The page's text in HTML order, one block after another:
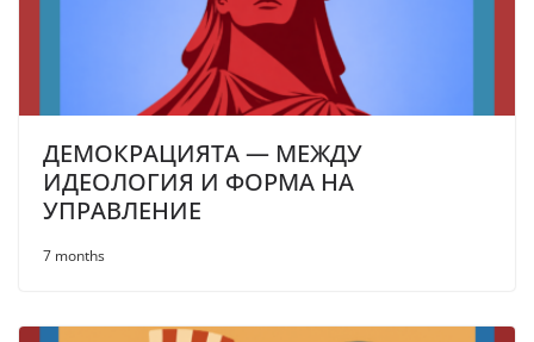
ДЕМОКРАЦИЯТА — МЕЖДУ
ИДЕОЛОГИЯ И ФОРМА НА
УПРАВЛЕНИЕ
7 months